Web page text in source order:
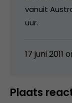
vanuit
uur.
17 juni 2011
Plaats